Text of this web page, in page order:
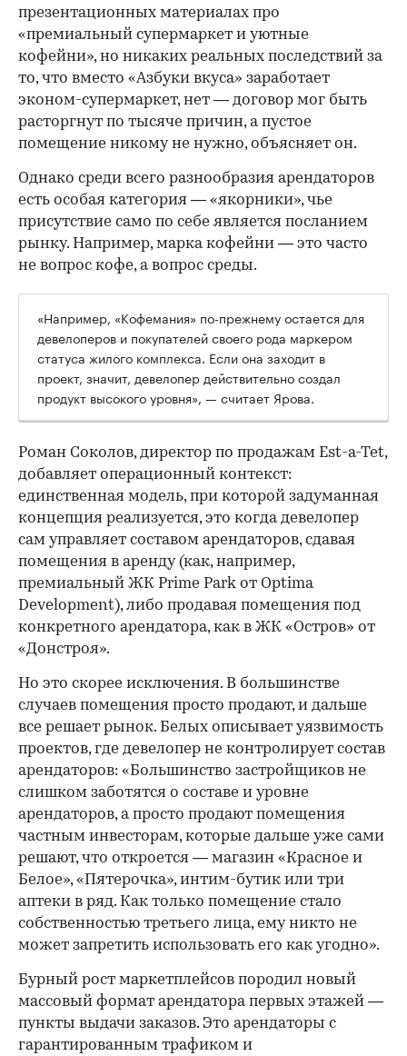
презентационных материалах про
«премиальный супермаркет и уютные
кофейни», но никаких реальных последствий за
то, что вместо «Азбуки вкуса» заработает
эконом-супермаркет, нет — договор мог быть
расторгнут по тысяче причин, а пустое
помещение никому не нужно, объясняет он.
Однако среди всего разнообразия арендаторов
есть особая категория — «якорники», чье
присутствие само по себе является посланием
рынку. Например, марка кофейни — это часто
не вопрос кофе, а вопрос среды.
«Например, «Кофемания» по-прежнему остается для
девелоперов и покупателей своего рода маркером
статуса жилого комплекса. Если она заходит в
проект, значит, девелопер действительно создал
продукт высокого уровня», — считает Ярова.
Роман Соколов, директор по продажам Est-a-Tet,
добавляет операционный контекст:
единственная модель, при которой задуманная
концепция реализуется, это когда девелопер
сам управляет составом арендаторов, сдавая
помещения в аренду (как, например,
премиальный ЖК Prime Park от Optima
Development), либо продавая помещения под
конкретного арендатора, как в ЖК «Остров» от
«Донстроя».
Но это скорее исключения. В большинстве
случаев помещения просто продают, и дальше
все решает рынок. Белых описывает уязвимость
проектов, где девелопер не контролирует состав
арендаторов: «Большинство застройщиков не
слишком заботятся о составе и уровне
арендаторов, а просто продают помещения
частным инвесторам, которые дальше уже сами
решают, что откроется — магазин «Красное и
Белое», «Пятерочка», интим-бутик или три
аптеки в ряд. Как только помещение стало
собственностью третьего лица, ему никто не
может запретить использовать его как угодно».
Бурный рост маркетплейсов породил новый
массовый формат арендатора первых этажей —
пункты выдачи заказов. Это арендаторы с
гарантированным трафиком и